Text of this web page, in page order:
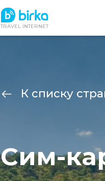
TRAVEL INTERNET
К списку
Сим-